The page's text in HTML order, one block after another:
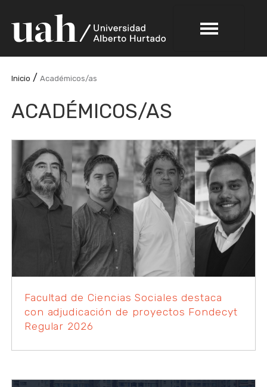
Inicio /Académicos/as
ACADÉMICOS/AS
Facultad de Ciencias Sociales destaca
con adjudicación de proyectos Fondecyt
Regular 2026